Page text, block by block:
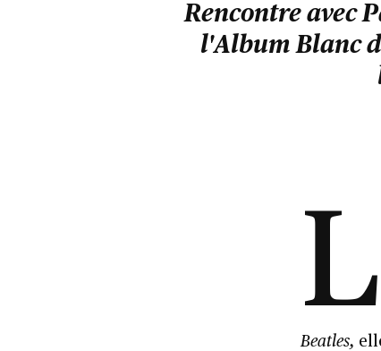
Rencontre avec
l'Album Blanc
L
Beatles,